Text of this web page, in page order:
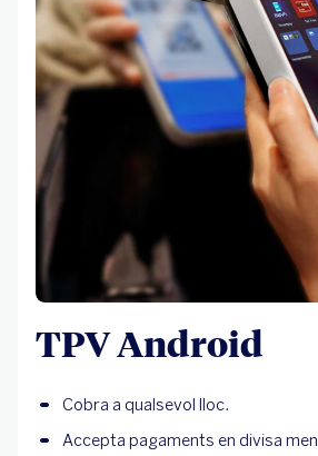
TPV Android
Cobra a qualsevol lloc.
Accepta pagaments en divisa